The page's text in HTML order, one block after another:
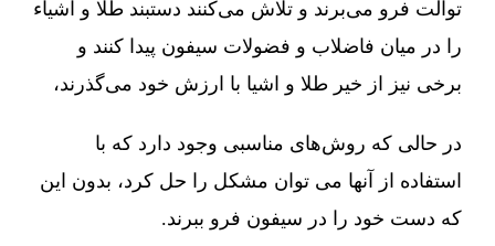
توالت فرو می‌برند و تلاش می‌کنند دستبند طلا و اشیاء
را در میان فاضلاب و فضولات سیفون پیدا کنند و
برخی نیز از خیر طلا و اشیا با ارزش خود می‌گذرند،
در حالی که روش‌های مناسبی وجود دارد که با
استفاده از آنها می توان مشکل را حل کرد، بدون این
که دست خود را در سیفون فرو ببرند.